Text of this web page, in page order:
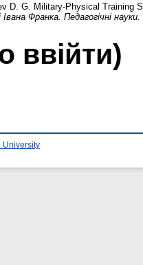
D. G.
Military-Physical Training
Франка. Педагогічні науки
ввійти)
University